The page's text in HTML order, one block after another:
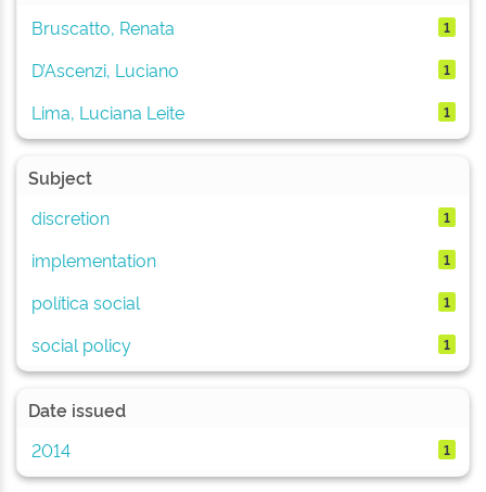
Bruscatto, Renata
1
D’Ascenzi, Luciano 1
Lima, Luciana Leite 1
Subject
discretion
1
implementation 1
política social 1
social policy 1
Date issued
2014
1